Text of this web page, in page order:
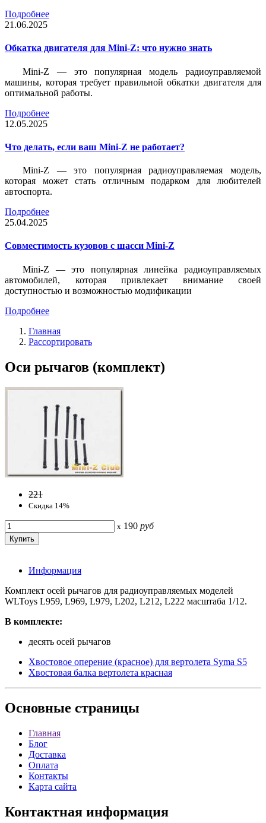
Подробнее
21.06.2025
Обкатка двигателя для Mini-Z: что нужно знать
Mini-Z — это популярная модель радиоуправляемой
машины, которая требует правильной обкатки двигателя для
оптимальной работы.
Подробнее
12.05.2025
Что делать, если ваш Mini-Z не работает?
Mini-Z — это популярная радиоуправляемая модель,
которая может стать отличным подарком для любителей
автоспорта.
Подробнее
25.04.2025
Совместимость кузовов с шасси Mini-Z
Mini-Z — это популярная линейка радиоуправляемых
автомобилей, которая привлекает внимание своей
доступностью и возможностью модификации
Подробнее
Главная
Рассортировать
Оси рычагов (комплект)
221
Скидка 14%
x 190 руб
Информация
Комплект осей рычагов для радиоуправляемых моделей
WLToys L959, L969, L979, L202, L212, L222 масштаба 1/12.
В комплекте:
десять осей рычагов
Хвостовое оперение (красное) для вертолета Syma S5
Хвостовая балка вертолета красная
Основные страницы
Главная
Блог
Доставка
Оплата
Контакты
Карта сайта
Контактная информация